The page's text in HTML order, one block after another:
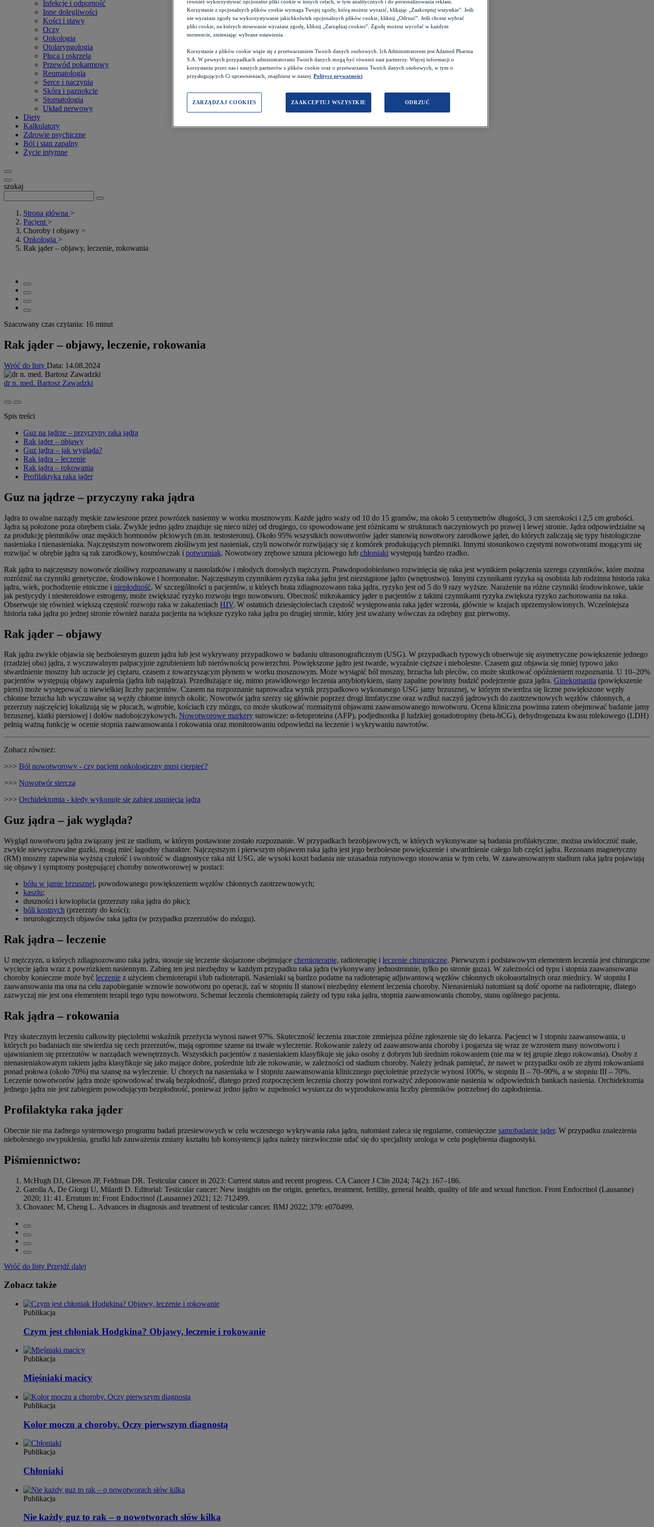
Infekcje i odporność
Inne dolegliwości
Kości i stawy
Oczy
Onkologia
Otolaryngologia
Płuca i oskrzela
Przewód pokarmowy
Reumatologia
Serce i naczynia
Skóra i paznokcie
Stomatologia
Układ nerwowy
Diety
Kalkulatory
Zdrowie psychiczne
Ból i stan zapalny
Życie intymne
szukaj
Strona główna >
Pacjent >
Choroby i objawy >
Onkologia >
Rak jąder – objawy, leczenie, rokowania
Szacowany czas czytania: 16 minut
Rak jąder – objawy, leczenie, rokowania
Wróć do listy Data: 14.08.2024
dr n. med. Bartosz Zawadzki
Spis treści
Guz na jądrze – przyczyny raka jądra
Rak jąder – objawy
Guz jądra – jak wygląda?
Rak jądra – leczenie
Rak jądra – rokowania
Profilaktyka raka jąder
Guz na jądrze – przyczyny raka jądra
Jądra to owalne narządy męskie zawieszone przez powrózek nasienny w worku mosznowym. Każde jądro waży od 10 do 15 gramów, ma około 5 centymetrów długości, 3 cm szerokości i 2,5 cm grubości.
Jądra są położone poza obrębem ciała. Zwykle jedno jądro znajduje się nieco niżej od drugiego, co spowodowane jest różnicami w strukturach naczyniowych po prawej i lewej stronie. Jądra odpowiedzialne są
za produkcję plemników oraz męskich hormonów płciowych (m.in. testosteronu). Około 95% wszystkich nowotworów jąder stanowią nowotwory zarodkowe jąder, do których zaliczają się typy histologiczne
nasieniaka i nienasieniaka. Najczęstszym nowotworem złośliwym jest nasieniak, czyli nowotwór rozwijający się z komórek produkujących plemniki. Innymi stosunkowo częstymi nowotworami mogącymi się
rozwijać w obrębie jądra są rak zarodkowy, kosmówczak i potworniak. Nowotwory zrębowe sznura płciowego lub chłoniaki występują bardzo rzadko.
Rak jądra to najczęstszy nowotwór złośliwy rozpoznawany u nastolatków i młodych dorosłych mężczyzn. Prawdopodobieństwo rozwinięcia się raka jest wynikiem połączenia szeregu czynników, które można
rozróżnić na czynniki genetyczne, środowiskowe i hormonalne. Najczęstszym czynnikiem ryzyka raka jądra jest niezstąpione jądro (wnętrostwo). Innymi czynnikami ryzyka są osobista lub rodzinna historia raka
jądra, wiek, pochodzenie etniczne i niepłodność. W szczególności u pacjentów, u których brata zdiagnozowano raka jądra, ryzyko jest od 5 do 9 razy wyższe. Narażenie na różne czynniki środowiskowe, takie
jak pestycydy i niesteroidowe estrogeny, może zwiększać ryzyko rozwoju tego nowotworu. Obecność mikrokamicy jąder u pacjentów z takimi czynnikami ryzyka zwiększa ryzyko zachorowania na raka.
Obserwuje się również większą częstość rozwoju raka w zakażeniach HIV. W ostatnich dziesięcioleciach częstość występowania raka jąder wzrosła, głównie w krajach uprzemysłowionych. Wcześniejsza
historia raka jądra po jednej stronie również naraża pacjenta na większe ryzyko raka jądra po drugiej stronie, który jest uważany wówczas za odrębny guz pierwotny.
Rak jąder – objawy
Rak jądra zwykle objawia się bezbolesnym guzem jądra lub jest wykrywany przypadkowo w badaniu ultrasonograficznym (USG). W przypadkach typowych obserwuje się asymetryczne powiększenie jednego
(rzadziej obu) jądra, z wyczuwalnym palpacyjnie zgrubieniem lub nierównością powierzchni. Powiększone jądro jest twarde, wyraźnie cięższe i niebolesne. Czasem guz objawia się mniej typowo jako
stwardnienie moszny lub uczucie jej ciężaru, czasem z towarzyszącym płynem w worku mosznowym. Może wystąpić ból moszny, brzucha lub pleców, co może skutkować opóźnieniem rozpoznania. U 10–20%
pacjentów występują objawy zapalenia (jądra lub najądrza). Przedłużające się, mimo prawidłowego leczenia antybiotykiem, stany zapalne powinny budzić podejrzenie guza jądra. Ginekomastia (powiększenie
piersi) może występować u niewielkiej liczby pacjentów. Czasem na rozpoznanie naprowadza wynik przypadkowo wykonanego USG jamy brzusznej, w którym stwierdza się liczne powiększone węzły
chłonne brzucha lub wyczuwalne są węzły chłonne innych okolic. Nowotwór jądra szerzy się głównie poprzez drogi limfatyczne oraz wzdłuż naczyń jądrowych do zaotrzewnowych węzłów chłonnych, a
przerzuty najczęściej lokalizują się w płucach, wątrobie, kościach czy mózgu, co może skutkować rozmaitymi objawami zaawansowanego nowotworu. Ocena kliniczna powinna zatem obejmować badanie jamy
brzusznej, klatki piersiowej i dołów nadobojczykowych. Nowotworowe markery surowicze: α-fetoproteina (AFP), podjednostka β ludzkiej gonadotropiny (beta-hCG), dehydrogenaza kwasu mlekowego (LDH)
pełnią ważną funkcję w ocenie stopnia zaawansowania i rokowania oraz monitorowaniu odpowiedzi na leczenie i wykrywaniu nawrotów.
Zobacz również:
>>> Ból nowotworowy - czy pacjent onkologiczny musi cierpieć?
>>> Nowotwór stercza
>>> Orchidektomia - kiedy wykonuje się zabieg usunięcia jądra
Guz jądra – jak wygląda?
Wygląd nowotworu jądra związany jest ze stadium, w którym postawione zostało rozpoznanie. W przypadkach bezobjawowych, w których wykonywane są badania profilaktyczne, można uwidocznić małe,
zwykle niewyczuwalne guzki, mogą mieć łagodny charakter. Najczęstszym i pierwszym objawem raka jądra jest jego bezbolesne powiększenie i stwardnienie całego lub części jądra. Rezonans magnetyczny
(RM) moszny zapewnia wyższą czułość i swoistość w diagnostyce raka niż USG, ale wysoki koszt badania nie uzasadnia rutynowego stosowania w tym celu. W zaawansowanym stadium raka jądra pojawiają
się objawy i symptomy postępującej choroby nowotworowej w postaci:
bólu w jamie brzusznej, powodowanego powiększeniem węzłów chłonnych zaotrzewnowych;
kaszlu;
duszności i krwioplucia (przerzuty raka jądra do płuc);
bóli kostnych (przerzuty do kości);
neurologicznych objawów raka jądra (w przypadku przerzutów do mózgu).
Rak jądra – leczenie
U mężczyzn, u których zdiagnozowano raka jądra, stosuje się leczenie skojarzone obejmujące chemioterapię, radioterapię i leczenie chirurgiczne. Pierwszym i podstawowym elementem leczenia jest chirurgiczne
wycięcie jądra wraz z powrózkiem nasiennym. Zabieg ten jest niezbędny w każdym przypadku raka jądra (wykonywany jednostronnie, tylko po stronie guza). W zależności od typu i stopnia zaawansowania
choroby konieczne może być leczenie z użyciem chemioterapii i/lub radioterapii. Nasieniaki są bardzo podatne na radioterapię adjuwantową węzłów chłonnych okołoaortalnych oraz miednicy. W stopniu I
zaawansowania ma ona na celu zapobieganie wznowie nowotworu po operacji, zaś w stopniu II stanowi niezbędny element leczenia choroby. Nienasieniaki natomiast są dość oporne na radioterapię, dlatego
zazwyczaj nie jest ona elementem terapii tego typu nowotworu. Schemat leczenia chemioterapią zależy od typu raka jądra, stopnia zaawansowania choroby, stanu ogólnego pacjenta.
Rak jądra – rokowania
Przy skutecznym leczeniu całkowity pięcioletni wskaźnik przeżycia wynosi nawet 97%. Skuteczność leczenia znacznie zmniejsza późne zgłoszenie się do lekarza. Pacjenci w I stopniu zaawansowania, u
których po badaniach nie stwierdza się cech przerzutów, mają ogromne szanse na trwałe wyleczenie. Rokowanie zależy od zaawansowania choroby i pogarsza się wraz ze wzrostem masy nowotworu i
ujawnianiem się przerzutów w narządach wewnętrznych. Wszystkich pacjentów z nasieniakiem klasyfikuje się jako osoby z dobrym lub średnim rokowaniem (nie ma w tej grupie złego rokowania). Osoby z
nienasieniakowatym rakiem jądra klasyfikuje się jako mające dobre, pośrednie lub złe rokowanie, w zależności od stadium choroby. Należy jednak pamiętać, że nawet w przypadku osób ze złymi rokowaniami
ponad połowa (około 70%) ma szansę na wyleczenie. U chorych na nasieniaka w I stopniu zaawansowania klinicznego pięcioletnie przeżycie wynosi 100%, w stopniu II – 70–90%, a w stopniu III – 70%.
Leczenie nowotworów jądra może spowodować trwałą bezpłodność, dlatego przed rozpoczęciem leczenia chorzy powinni rozważyć zdeponowanie nasienia w odpowiednich bankach nasienia. Orchidektomia
jednego jądra nie jest zabiegiem powodującym bezpłodność, ponieważ jedno jądro w zupełności wystarcza do wyprodukowania liczby plemników potrzebnej do zapłodnienia.
Profilaktyka raka jąder
Obecnie nie ma żadnego systemowego programu badań przesiewowych w celu wczesnego wykrywania raka jądra, natomiast zaleca się regularne, comiesięczne samobadanie jąder. W przypadku znalezienia
niebolesnego uwypuklenia, grudki lub zauważenia zmiany kształtu lub konsystencji jądra należy niezwłocznie udać się do specjalisty urologa w celu pogłębienia diagnostyki.
Piśmiennictwo:
McHugh DJ, Gleeson JP, Feldman DR. Testicular cancer in 2023: Current status and recent progress. CA Cancer J Clin 2024; 74(2): 167–186.
Garolla A, De Giorgi U, Milardi D. Editorial: Testicular cancer: New insights on the origin, genetics, treatment, fertility, general health, quality of life and sexual function. Front Endocrinol (Lausanne)
2020; 11: 41. Erratum in: Front Endocrinol (Lausanne) 2021; 12: 712499.
Chovanec M, Cheng L. Advances in diagnosis and treatment of testicular cancer. BMJ 2022; 379: e070499.
Wróć do listy Przejdź dalej
Zobacz także
Publikacja
Czym jest chłoniak Hodgkina? Objawy, leczenie i rokowanie
Publikacja
Mięśniaki macicy
Publikacja
Kolor moczu a choroby. Oczy pierwszym diagnostą
Publikacja
Chłoniaki
Publikacja
Nie każdy guz to rak – o nowotworach słów kilka
również wykorzystywać opcjonalne pliki cookie w innych celach, w tym analitycznych i do personalizowania reklam.
Korzystanie z opcjonalnych plików cookie wymaga Twojej zgody, którą możesz wyrazić, klikając „Zaakceptuj wszystkie”. Jeśli
nie wyrażasz zgody na wykorzystywanie jakichkolwiek opcjonalnych plików cookie, kliknij „Odrzuć”. Jeśli chcesz wybrać
pliki cookie, na których stosowanie wyrażasz zgodę, kliknij „Zarządzaj cookies”. Zgodę możesz wycofać w każdym
momencie, zmieniając wybrane ustawienia.
Korzystanie z plików cookie wiąże się z przetwarzaniem Twoich danych osobowych. Ich Administratorem jest Adamed Pharma
S.A. W pewnych przypadkach administratorami Twoich danych mogą być również nasi partnerzy. Więcej informacji o
korzystaniu przez nas i naszych partnerów z plików cookie oraz o przetwarzaniu Twoich danych osobowych, w tym o
przysługujących Ci uprawnieniach, znajdziesz w naszej Polityce prywatności
ZAAKCEPTUJ WSZYSTKIE ODRZUĆ
ZARZĄDZAJ COOKIES